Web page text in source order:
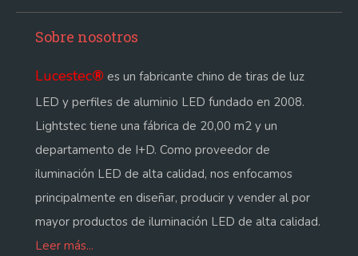
Sobre nosotros
Lucestec® es un fabricante chino de tiras de luz
LED y perfiles de aluminio LED fundado en 2008.
Lightstec tiene una fábrica de 20,00 m2 y un
departamento de I+D. Como proveedor de
iluminación LED de alta calidad, nos enfocamos
principalmente en diseñar, producir y vender al por
mayor productos de iluminación LED de alta calidad.
Leer más...